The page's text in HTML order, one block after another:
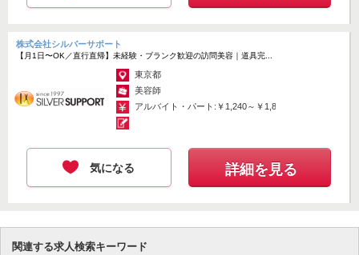
株式会社シルバーサポート
【月1日〜OK／直行直帰】未経験・ブランク歓迎の訪問美容｜道具完...
東京都
美容師
アルバイト・パート:￥1,240～￥1,800
気になる 詳細を見る
関連する求人検索キーワード